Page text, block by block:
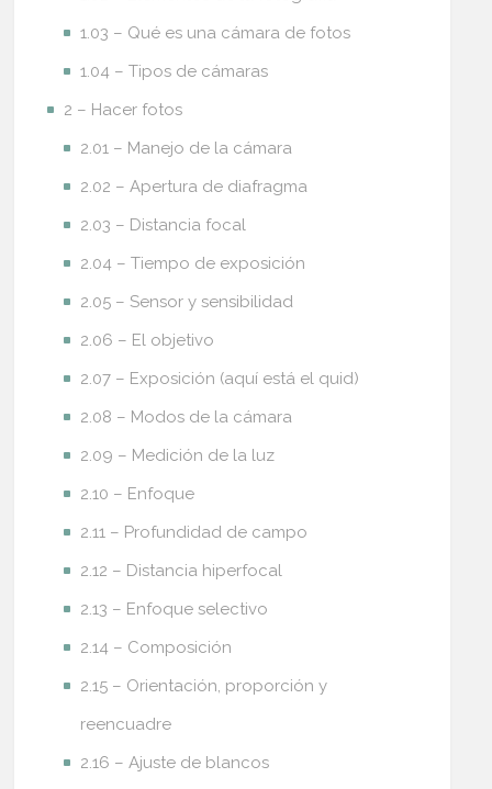
1.03 – Qué es una cámara de fotos
1.04 – Tipos de cámaras
2 – Hacer fotos
2.01 – Manejo de la cámara
2.02 – Apertura de diafragma
2.03 – Distancia focal
2.04 – Tiempo de exposición
2.05 – Sensor y sensibilidad
2.06 – El objetivo
2.07 – Exposición (aquí está el quid)
2.08 – Modos de la cámara
2.09 – Medición de la luz
2.10 – Enfoque
2.11 – Profundidad de campo
2.12 – Distancia hiperfocal
2.13 – Enfoque selectivo
2.14 – Composición
2.15 – Orientación, proporción y
reencuadre
2.16 – Ajuste de blancos